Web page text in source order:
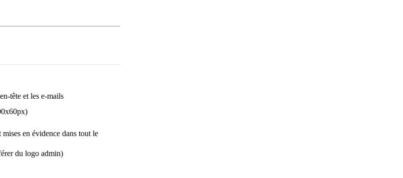
tête et les e-mails
en évidence dans tout le
du logo admin)